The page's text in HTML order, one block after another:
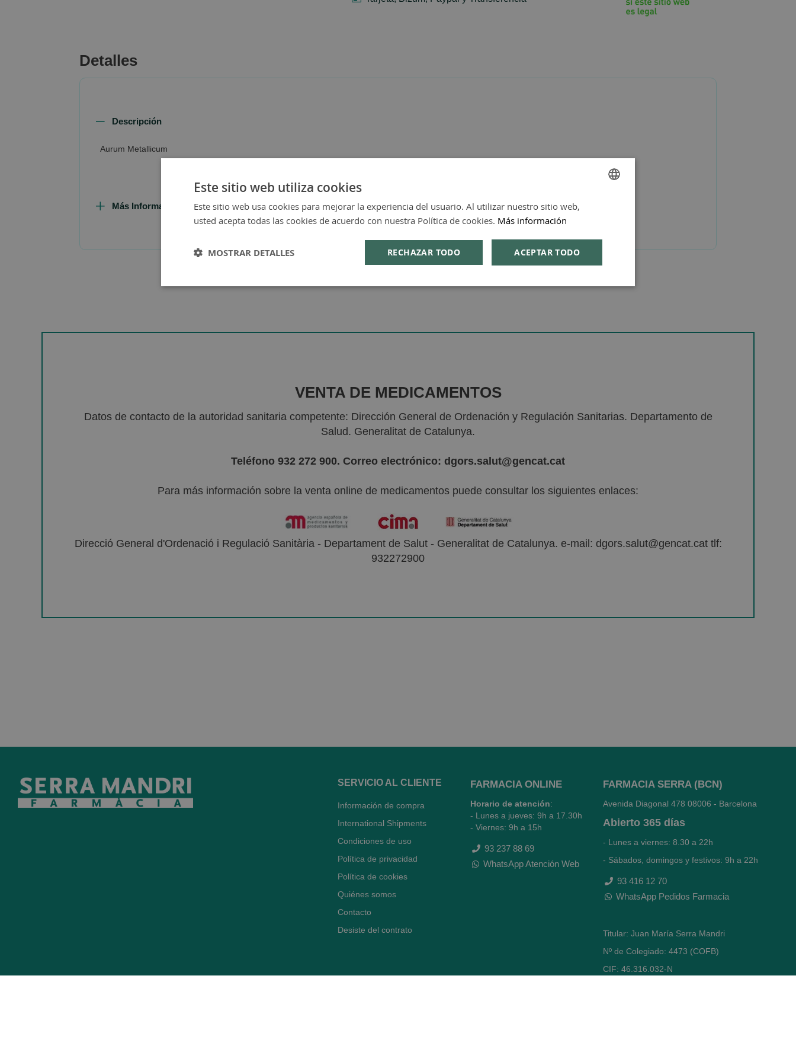
Detalles
Descripción
Aurum Metallicum
Más Información
VENTA DE MEDICAMENTOS
Datos de contacto de la autoridad sanitaria competente: Dirección General de Ordenación y Regulación Sanitarias. Departamento de
Salud. Generalitat de Catalunya.
Teléfono 932 272 900. Correo electrónico: dgors.salut@gencat.cat
Para más información sobre la venta online de medicamentos puede consultar los siguientes enlaces:
Direcció General d'Ordenació i Regulació Sanitària - Departament de Salut - Generalitat de Catalunya. e-mail: dgors.salut@gencat.cat tlf:
932272900
SERVICIO AL CLIENTE
Información de compra
International Shipments
Condiciones de uso
Política de privacidad
Política de cookies
Quiénes somos
Contacto
Desiste del contrato
FARMACIA ONLINE
Horario de atención:
- Lunes a jueves: 9h a 17.30h
- Viernes: 9h a 15h
93 237 88 69
WhatsApp Atención Web
FARMACIA SERRA (BCN)
Avenida Diagonal 478 08006 - Barcelona
Abierto 365 días
- Lunes a viernes: 8.30 a 22h
- Sábados, domingos y festivos: 9h a 22h
93 416 12 70
WhatsApp Pedidos Farmacia
Titular: Juan María Serra Mandri
Nº de Colegiado: 4473 (COFB)
CIF: 46.316.032-N
Este sitio web utiliza cookies
Este sitio web usa cookies para mejorar la experiencia del usuario. Al utilizar nuestro sitio web,
usted acepta todas las cookies de acuerdo con nuestra Política de cookies. Más información
ACEPTAR TODO
RECHAZAR TODO
MOSTRAR DETALLES